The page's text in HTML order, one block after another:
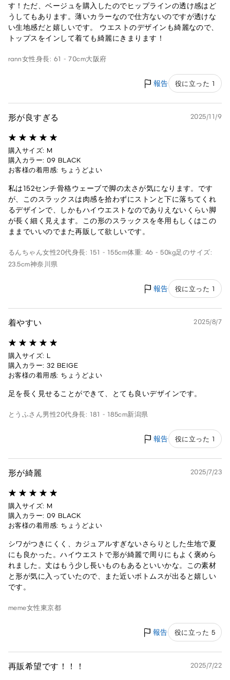
す！ただ、ベージュを購入したのでヒップラインの透け感はど
うしてもあります。薄いカラーなので仕方ないのですが透けな
い生地感だと嬉しいです。 ウエストのデザインも綺麗なので、
トップスをインして着ても綺麗にきまります！
rann女性身長: 61 - 70cm大阪府
報告 役に立った 1
形が良すぎる 2025/11/9
購入サイズ: M
購入カラー: 09 BLACK
お客様の着用感: ちょうどよい
私は152センチ骨格ウェーブで脚の太さが気になります。です
が、このスラックスは肉感を拾わずにストンと下に落ちてくれ
るデザインで、しかもハイウエストなのでありえないくらい脚
が長く細く見えます。この形のスラックスを冬用もしくはこの
ままでいいのでまた再販して欲しいです。
るんちゃん女性20代身長: 151 - 155cm体重: 46 - 50kg足のサイズ:
23.5cm神奈川県
報告 役に立った 1
着やすい 2025/8/7
購入サイズ: L
購入カラー: 32 BEIGE
お客様の着用感: ちょうどよい
足を長く見せることができて、とても良いデザインです。
とうふさん男性20代身長: 181 - 185cm新潟県
報告 役に立った 1
形が綺麗 2025/7/23
購入サイズ: M
購入カラー: 09 BLACK
お客様の着用感: ちょうどよい
シワがつきにくく、カジュアルすぎないさらりとした生地で夏
にも良かった。ハイウエストで形が綺麗で周りにもよく褒めら
れました。丈はもう少し長いものもあるといいかな。この素材
と形が気に入っていたので、また近いボトムスが出ると嬉しい
です。
meme女性東京都
報告 役に立った 5
再販希望です！！！ 2025/7/22